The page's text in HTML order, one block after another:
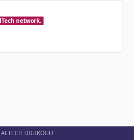
network.
DIGIKOGU